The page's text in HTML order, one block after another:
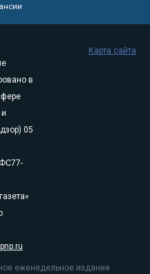
в
05
еженедельное издание
Карта сайта